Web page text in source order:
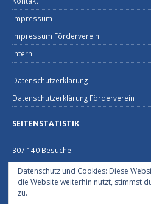
Impressum
Impressum Förderverein
Intern
Datenschutzerklärung
Datenschutzerklärung Förderverein
SEITENSTATISTIK
307.140 Besuche
FEUERWEHRHAUS NECKARGEMÜND
Schützenhausstraße 2
Datenschutz und Cookies: Diese
die Website weiterhin nutzt, stimmst
zu.